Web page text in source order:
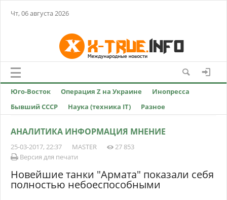
Чт, 06 августа 2026
Юго-Восток Операция Z на Украине
Инопресса
Бывший СССР
Наука (техника IT) Разное
АНАЛИТИКА ИНФОРМАЦИЯ МНЕНИЕ
25-03-2017, 22:37 MASTER
27 853
Версия для печати
Новейшие танки "Армата" показали себя
полностью небоеспособными